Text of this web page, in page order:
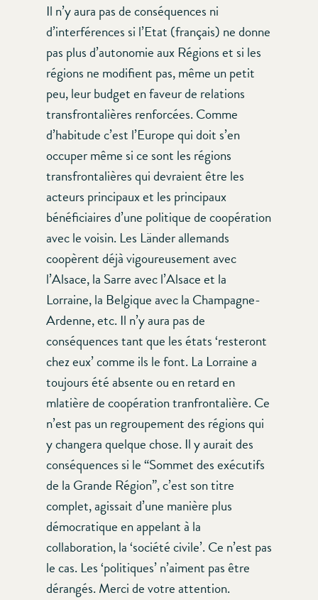
Il n’y aura pas de conséquences ni
d’interférences si l’Etat (français) ne donne
pas plus d’autonomie aux Régions et si les
régions ne modifient pas, même un petit
peu, leur budget en faveur de relations
transfrontalières renforcées. Comme
d’habitude c’est l’Europe qui doit s’en
occuper même si ce sont les régions
transfrontalières qui devraient être les
acteurs principaux et les principaux
bénéficiaires d’une politique de coopération
avec le voisin. Les Länder allemands
coopèrent déjà vigoureusement avec
l’Alsace, la Sarre avec l’Alsace et la
Lorraine, la Belgique avec la Champagne-
Ardenne, etc. Il n’y aura pas de
conséquences tant que les états ‘resteront
chez eux’ comme ils le font. La Lorraine a
toujours été absente ou en retard en
mlatière de coopération tranfrontalière. Ce
n’est pas un regroupement des régions qui
y changera quelque chose. Il y aurait des
conséquences si le “Sommet des exécutifs
de la Grande Région”, c’est son titre
complet, agissait d’une manière plus
démocratique en appelant à la
collaboration, la ‘société civile’. Ce n’est pas
le cas. Les ‘politiques’ n’aiment pas être
dérangés. Merci de votre attention.